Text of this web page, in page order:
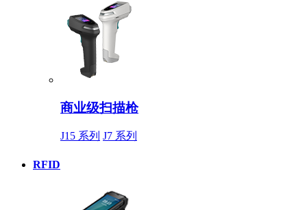
商业级扫描枪
J15 系列 J7 系列
RFID